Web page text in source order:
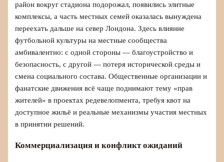
район вокруг стадиона подорожал, появились элитные
комплексы, а часть местных семей оказалась вынуждена
переехать дальше на север Лондона. Здесь влияние
футбольной культуры на местные сообщества
амбивалентно: с одной стороны — благоустройство и
безопасность, с другой — потеря исторической среды и
смена социального состава. Общественные организации и
фанатские движения всё чаще поднимают тему «прав
жителей» в проектах редевелопмента, требуя квот на
доступное жильё и реальные механизмы участия местных
в принятии решений.
Коммерциализация и конфликт ожиданий